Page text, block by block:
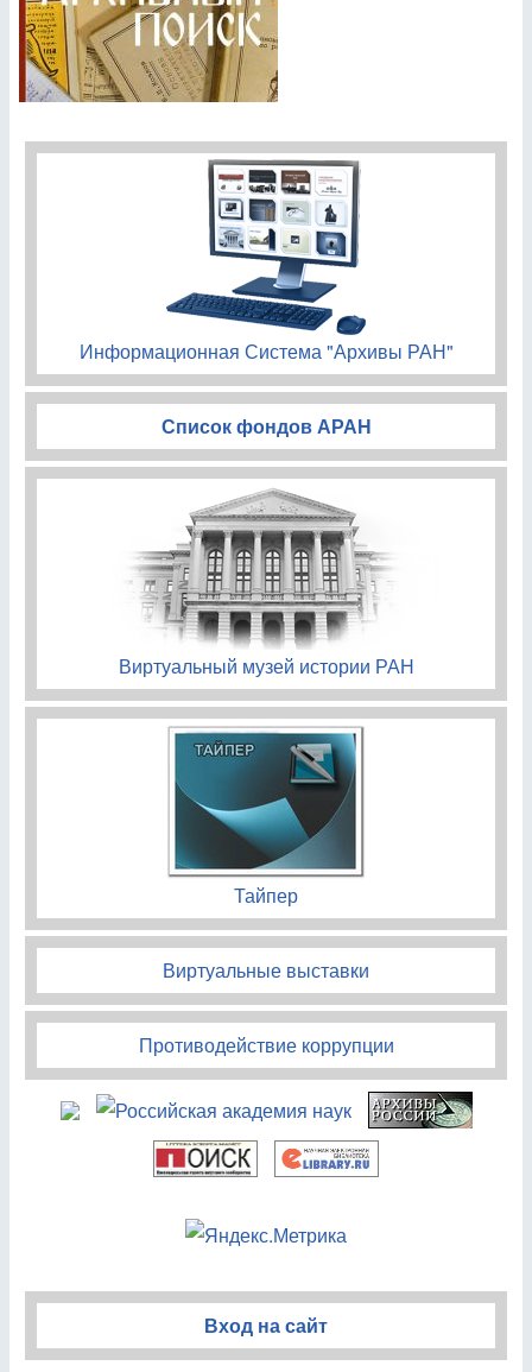
Информационная Система "Архивы РАН"
Список фондов АРАН
Виртуальный музей истории РАН
Тайпер
Виртуальные выставки
Противодействие коррупции
Вход на сайт